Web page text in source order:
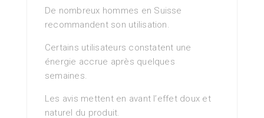
De nombreux hommes en Suisse
recommandent son utilisation.
Certains utilisateurs constatent une
énergie accrue après quelques
semaines.
Les avis mettent en avant l’effet doux et
naturel du produit.